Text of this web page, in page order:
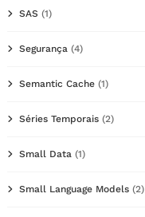
SAS (1)
Segurança (4)
Semantic Cache (1)
Séries Temporais (2)
Small Data (1)
Small Language Models (2)